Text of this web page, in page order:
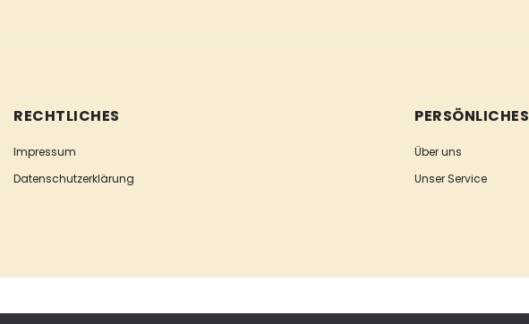
RECHTLICHES
Impressum
Datenschutzerklärung
PERSÖNLICHES
Über uns
Unser Service